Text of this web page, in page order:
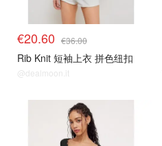
€20.60 €36.00
Rib Knit 短袖上衣 拼色纽扣
@dealmoon.it